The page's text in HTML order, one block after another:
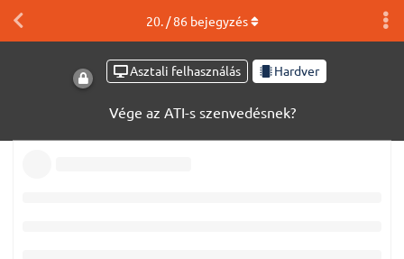
Asztali felhasználás Hardver
Vége az ATI-s szenvedésnek?
20. /86bejegyzés